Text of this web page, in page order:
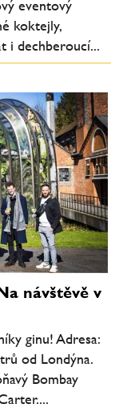
eventový
koktejly,
i dechberoucí...
návštěvě v
ginu! Adresa:
od Londýna.
Bombay